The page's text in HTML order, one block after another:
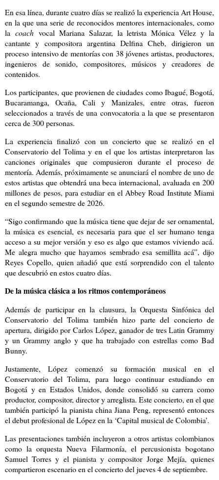
En esa línea, durante cuatro días se realizó la experiencia Art House,
en la que una serie de reconocidos mentores internacionales, como
la coachvocal Mariana Salazar, la letrista Mónica Vélez y la
cantante y compositora argentina Delfina Cheb, dirigieron un
proceso intensivo de mentorías con 38 jóvenes artistas, productores,
ingenieros de sonido, compositores, músicos y creadores de
contenidos.
Los participantes, que provienen de ciudades como Ibagué, Bogotá,
Bucaramanga, Ocaña, Cali y Manizales, entre otras, fueron
seleccionados a través de una convocatoria a la que se presentaron
cerca de 300 personas.
La experiencia finalizó con un concierto que se realizó en el
Conservatorio del Tolima y en el que los artistas interpretaron las
canciones originales que compusieron durante el proceso de
mentoría. Además, próximamente se anunciará el nombre de uno de
estos artistas que obtendrá una beca internacional, avaluada en 200
millones de pesos, para estudiar en el Abbey Road Institute Miami
en el segundo semestre de 2026.
“Sigo confirmando que la música tiene que dejar de ser ornamental,
la música es esencial, es necesaria para que el ser humano tenga
acceso a su mejor versión y eso es algo que estamos viviendo acá.
Me alegra mucho que hayamos sembrado esa semillita acá”, dijo
Reyes Copello, quien añadió que está sorprendido con el talento
que descubrió en estos cuatro días.
De la música clásica a los ritmos contemporáneos
Además de participar en la clausura, la Orquesta Sinfónica del
Conservatorio del Tolima también hizo parte del concierto de
apertura, dirigido por Carlos López, ganador de tres Latin Grammy
y un Grammy anglo y que ha trabajado con estrellas como Bad
Bunny.
Justamente, López comenzó su formación musical en el
Conservatorio del Tolima, para luego continuar estudiando en
Bogotá y en Estados Unidos, donde consolidó su carrera como
productor, compositor, director y arreglista. Este concierto, en el que
también participó la pianista china Jiana Peng, representó entonces
el debut profesional de López en la ‘Capital musical de Colombia’.
Las presentaciones también incluyeron a otros artistas colombianos
como la orquesta Nueva Filarmonía, el percusionista bogotano
Samuel Torres y el pianista y compositor Jorge Mejía, quienes
compartieron escenario en el concierto del jueves 4 de septiembre.